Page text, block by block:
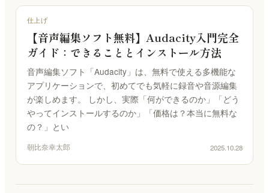
仕上げ
【音声編集ソフト無料】Audacity入門完全
ガイド：できることとインストール方法
音声編集ソフト「Audacity」は、無料で使える多機能な
アプリケーションで、初めてでも気軽に録音や音源編集
が楽しめます。 しかし、実際「何ができるのか」「どう
やってインストールするのか」「価格は？本当に無料な
の？」とい
朝比奈幸太郎 2025.10.28